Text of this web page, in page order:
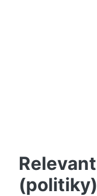
(politiky)